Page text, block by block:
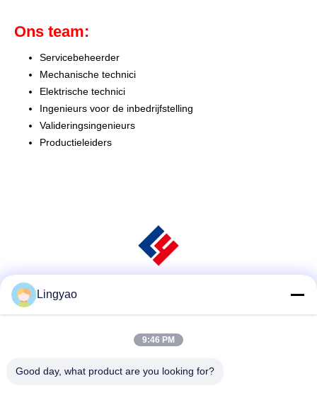
Ons team:
Servicebeheerder
Mechanische technici
Elektrische technici
Ingenieurs voor de inbedrijfstelling
Valideringsingenieurs
Productieleiders
Snel contact
Lingyao
9:46 PM
Good day, what product are you looking for?